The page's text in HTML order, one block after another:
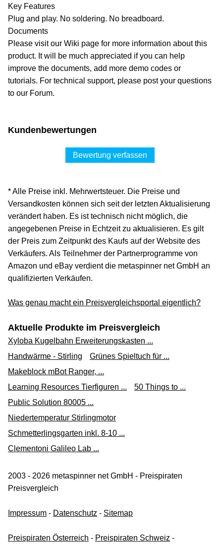
Key Features
Plug and play. No soldering. No breadboard.
Documents
Please visit our Wiki page for more information about this
product. It will be much appreciated if you can help
improve the documents, add more demo codes or
tutorials. For technical support, please post your questions
to our Forum.
Kundenbewertungen
Bewertung verfassen
* Alle Preise inkl. Mehrwertsteuer. Die Preise und
Versandkosten können sich seit der letzten Aktualisierung
verändert haben. Es ist technisch nicht möglich, die
angegebenen Preise in Echtzeit zu aktualisieren. Es gilt
der Preis zum Zeitpunkt des Kaufs auf der Website des
Verkäufers. Als Teilnehmer der Partnerprogramme von
Amazon und eBay verdient die metaspinner net GmbH an
qualifizierten Verkäufen.
Was genau macht ein Preisvergleichsportal eigentlich?
Aktuelle Produkte im Preisvergleich
Xyloba Kugelbahn Erweiterungskasten ...
Handwärme - Stirling
Grünes Spieltuch für ...
Makeblock mBot Ranger, ...
Learning Resources Tierfiguren ...
50 Things to ...
Public Solution 80005 ...
Niedertemperatur Stirlingmotor
Schmetterlingsgarten inkl. 8-10 ...
Clementoni Galileo Lab ...
2003 - 2026 metaspinner net GmbH - Preispiraten
Preisvergleich
Impressum - Datenschutz - Sitemap
Preispiraten Österreich - Preispiraten Schweiz -